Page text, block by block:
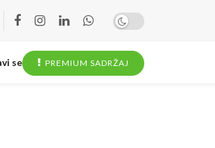
se PREMIUM SADRŽAJ